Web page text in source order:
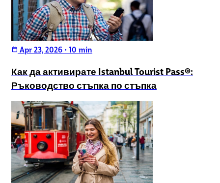
calendar_today Apr 23, 2026 • 10 min
Как да активирате Istanbul Tourist Pass®:
Ръководство стъпка по стъпка